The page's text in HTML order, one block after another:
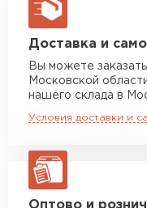
макс. длина груза
Манипулятор до 5
Манипулятор до 10
макс. длина груза
макс. длина груза
Доставка и
Вы можете
Московской
нашего склада в
Условия доставки и
Оптово и